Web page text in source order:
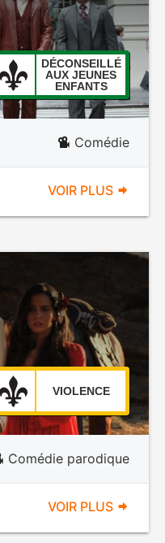
DÉCONSEILLÉ
AUX JEUNES
ENFANTS
Comédie
VOIR PLUS
VIOLENCE
Comédie parodique
VOIR PLUS